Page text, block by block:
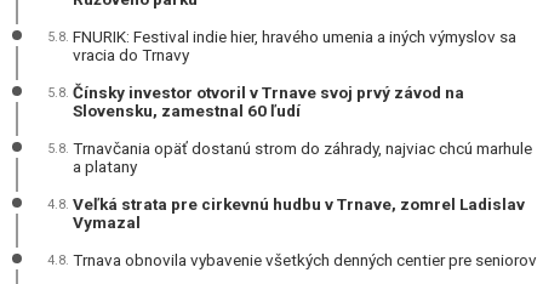
5.8. FNURIK: Festival indie hier, hravého umenia a iných výmyslov sa
vracia do Trnavy
5.8. Čínsky investor otvoril v Trnave svoj prvý závod na
Slovensku, zamestnal 60 ľudí
5.8. Trnavčania opäť dostanú strom do záhrady, najviac chcú marhule
a platany
4.8. Veľká strata pre cirkevnú hudbu v Trnave, zomrel Ladislav
Vymazal
4.8. Trnava obnovila vybavenie všetkých denných centier pre seniorov